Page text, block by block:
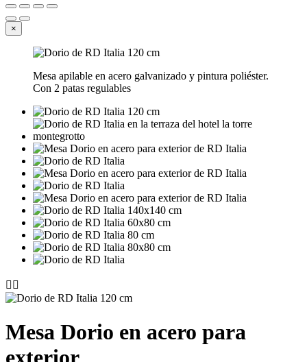
×
Mesa apilable en acero galvanizado y pintura poliéster.
Con 2 patas regulables
 
Mesa Dorio en acero para